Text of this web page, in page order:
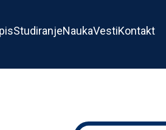
StudiranjeNaukaVestiKontakt